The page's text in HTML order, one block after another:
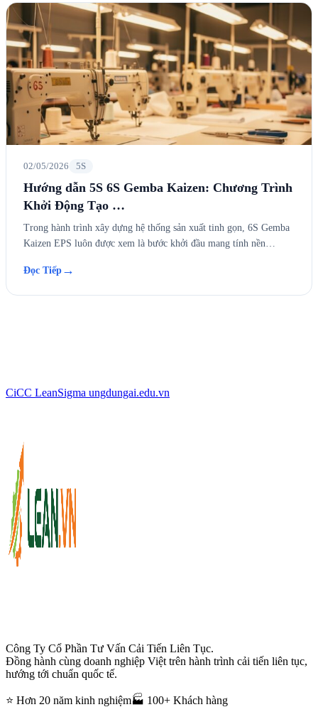
02/05/2026 5S
Hướng dẫn 5S 6S Gemba Kaizen: Chương Trình
Khởi Động Tạo …
Trong hành trình xây dựng hệ thống sản xuất tinh gọn, 6S Gemba
Kaizen EPS luôn được xem là bước khởi đầu mang tính nền…
Đọc Tiếp →
CiCC LeanSigma ungdungai.edu.vn
Công Ty Cổ Phần Tư Vấn Cải Tiến Liên Tục.
Đồng hành cùng doanh nghiệp Việt trên hành trình cải tiến liên tục,
hướng tới chuẩn quốc tế.
⭐ Hơn 20 năm kinh nghiệm🏭 100+ Khách hàng